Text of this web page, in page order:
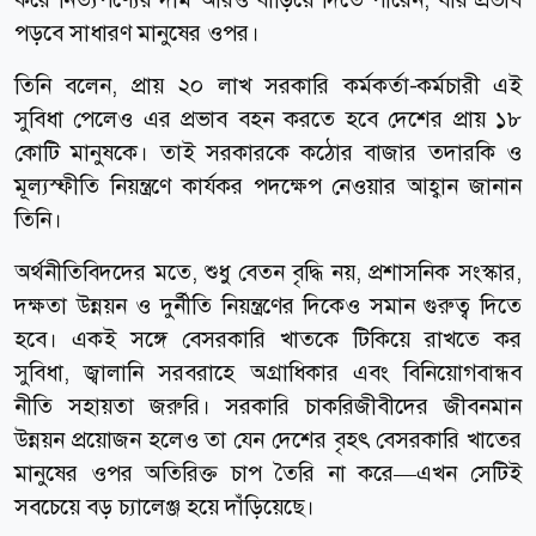
পড়বে সাধারণ মানুষের ওপর।
তিনি বলেন, প্রায় ২০ লাখ সরকারি কর্মকর্তা-কর্মচারী এই
সুবিধা পেলেও এর প্রভাব বহন করতে হবে দেশের প্রায় ১৮
কোটি মানুষকে। তাই সরকারকে কঠোর বাজার তদারকি ও
মূল্যস্ফীতি নিয়ন্ত্রণে কার্যকর পদক্ষেপ নেওয়ার আহ্বান জানান
তিনি।
অর্থনীতিবিদদের মতে, শুধু বেতন বৃদ্ধি নয়, প্রশাসনিক সংস্কার,
দক্ষতা উন্নয়ন ও দুর্নীতি নিয়ন্ত্রণের দিকেও সমান গুরুত্ব দিতে
হবে। একই সঙ্গে বেসরকারি খাতকে টিকিয়ে রাখতে কর
সুবিধা, জ্বালানি সরবরাহে অগ্রাধিকার এবং বিনিয়োগবান্ধব
নীতি সহায়তা জরুরি। সরকারি চাকরিজীবীদের জীবনমান
উন্নয়ন প্রয়োজন হলেও তা যেন দেশের বৃহৎ বেসরকারি খাতের
মানুষের ওপর অতিরিক্ত চাপ তৈরি না করে—এখন সেটিই
সবচেয়ে বড় চ্যালেঞ্জ হয়ে দাঁড়িয়েছে।